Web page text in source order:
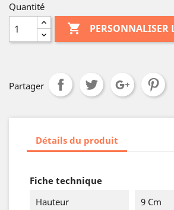
Quantité
 PERSONNALISER
Partager
Détails du produit
Fiche technique
Hauteur
9 Cm